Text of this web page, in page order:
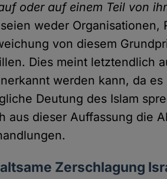
oder auf einem Teil von
seien weder
von diesem
Dies meint letztendlich
werden kann, da
Deutung des Islam
aus dieser Auffassung die
Zerschlagung